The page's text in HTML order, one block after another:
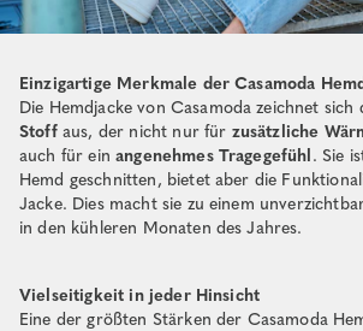
Einzigartige Merkmale der Casamoda
Die Hemdjacke von Casamoda zeichnet
Stoffaus, der nicht nur für zusätzliche
auch für einangenehmes Tragegefühl . Sie
Hemd geschnitten, bietet aber die
Jacke. Dies macht sie zu einem
in den kühleren Monaten des Jahres.
Vielseitigkeit in jeder Hinsicht
Eine der größten Stärken der Casamoda